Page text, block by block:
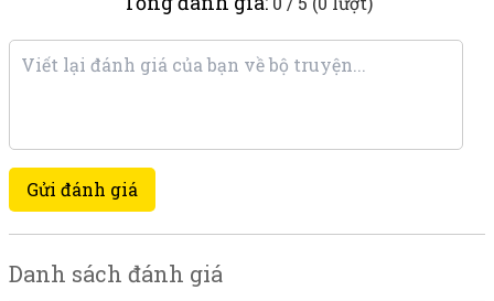
Gửi đánh giá
Danh sách đánh giá